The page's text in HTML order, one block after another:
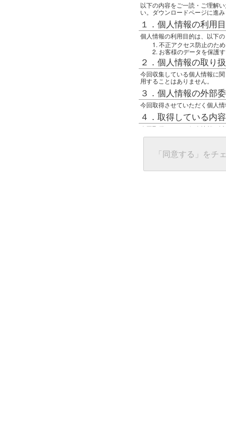
以下の内容をご一読・ご理解
い。ダウンロードページに進
１．個人情報の利用
個人情報の利用目的は、以下
不正アクセス防止のため
お客様のデータを保護
２．個人情報の取り
今回収集している個人情報に
用することはありません。
３．個人情報の外部
今回取得させていただく個人
４．取得している内
今回取得している個人情報は
任意の名前
グローバルIPアドレス
接続ホスト情報
５．個人情報に関す
「同意する」をチ